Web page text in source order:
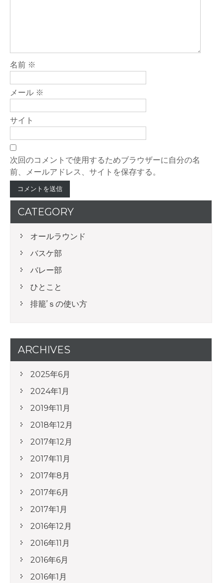
名前 ※
メール ※
サイト
次回のコメントで使用するためブラウザーに自分の名
前、メールアドレス、サイトを保存する。
CATEGORY
オールラウンド
バスケ部
バレー部
ひとこと
排籠’ｓの使い方
ARCHIVES
2025年6月
2024年1月
2019年11月
2018年12月
2017年12月
2017年11月
2017年8月
2017年6月
2017年1月
2016年12月
2016年11月
2016年6月
2016年1月